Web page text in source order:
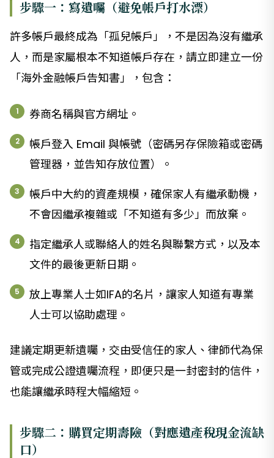
步驟一：寫遺囑（避免帳戶打水漂）
許多帳戶最終成為「孤兒帳戶」，不是因為沒有繼承
人，而是家屬根本不知道帳戶存在，請立即建立一份
「海外金融帳戶告知書」，包含：
券商名稱與官方網址。
帳戶登入 Email 與帳號（密碼另存保險箱或密碼
管理器，並告知存放位置）。
帳戶中大約的資產規模，確保家人有繼承動機，
不會因繼承複雜或「不知道有多少」而放棄。
指定繼承人或聯絡人的姓名與聯繫方式，以及本
文件的最後更新日期。
放上專業人士如IFA的名片，讓家人知道有專業
人士可以協助處理。
建議定期更新遺囑，交由受信任的家人、律師代為保
管或完成公證遺囑流程，即便只是一封密封的信件，
也能讓繼承時程大幅縮短。
步驟二：購買定期壽險（對應遺產稅現金流缺
口）